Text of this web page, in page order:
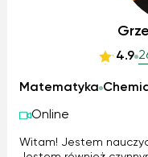
4.9
Matematyka
Online
Witam! Jestem